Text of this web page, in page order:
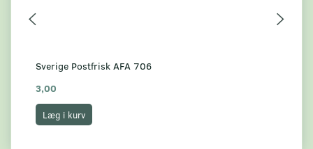
Sverige Postfrisk AFA 706
3,00
Læg i kurv